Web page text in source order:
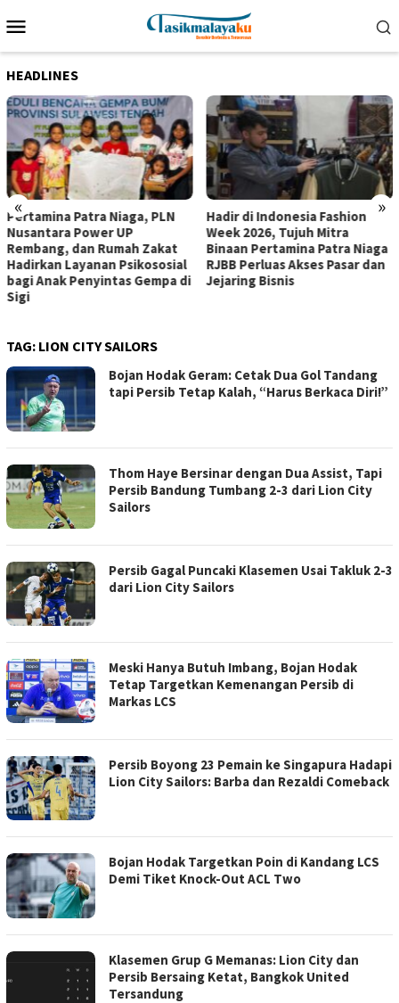
ke
Mobile
HEADLINES
« »
Patra Niaga, PLN
Power UP
dan Rumah Zakat
Layanan Psikososial
Anak Penyintas Gempa di
Hadir di Indonesia Fashion
Week 2026, Tujuh Mitra
Binaan Pertamina Patra Niaga
RJBB Perluas Akses Pasar dan
Jejaring Bisnis
TAG: LION CITY SAILORS
Bojan Hodak Geram: Cetak Dua Gol Tandang
tapi Persib Tetap Kalah, “Harus Berkaca Diri!”
Thom Haye Bersinar dengan Dua Assist, Tapi
Persib Bandung Tumbang 2-3 dari Lion City
Sailors
Persib Gagal Puncaki Klasemen Usai Takluk 2-3
dari Lion City Sailors
Meski Hanya Butuh Imbang, Bojan Hodak
Tetap Targetkan Kemenangan Persib di
Markas LCS
Persib Boyong 23 Pemain ke Singapura Hadapi
Lion City Sailors: Barba dan Rezaldi Comeback
Bojan Hodak Targetkan Poin di Kandang LCS
Demi Tiket Knock-Out ACL Two
Klasemen Grup G Memanas: Lion City dan
Persib Bersaing Ketat, Bangkok United
Tersandung